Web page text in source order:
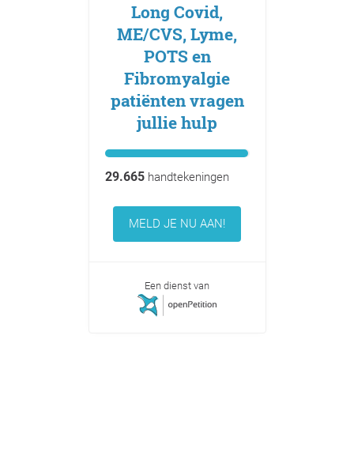
Long Covid,
ME/CVS, Lyme,
POTS en
Fibromyalgie
patiënten vragen
jullie hulp
29.665handtekeningen
MELD JE NU AAN!
Een dienst van